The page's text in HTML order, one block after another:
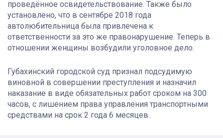
проведённое освидетельствование. Также было
установлено, что в сентябре 2018 года
автолюбительница была привлечена к
ответственности за это же правонарушение. Теперь в
отношении женщины возбудили уголовное дело.
Губахинский городской суд признал подсудимую
виновной в совершении преступления и назначил
наказание в виде обязательных работ сроком на 300
часов, с лишением права управления транспортными
средствами на срок 2 года 6 месяцев.